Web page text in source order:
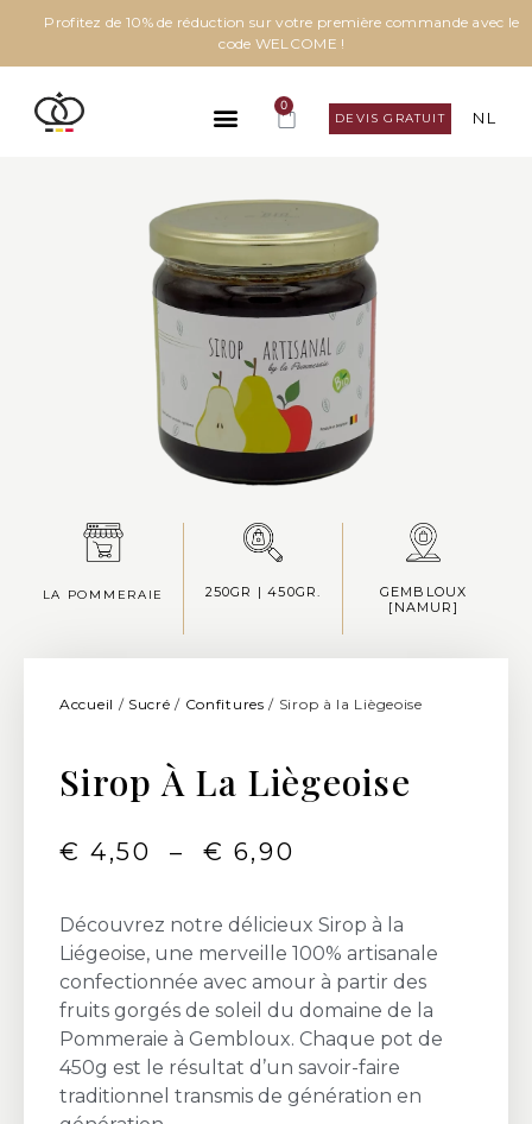
Profitez de 10% de réduction sur votre première commande avec le
code WELCOME !
0
DEVIS GRATUIT NL
LA POMMERAIE 250GR | 450GR.
GEMBLOUX
[NAMUR]
Accueil / Sucré / Confitures / Sirop à la Liègeoise
Sirop À La Liègeoise
€ 4,50 – € 6,90
Découvrez notre délicieux Sirop à la
Liégeoise, une merveille 100% artisanale
confectionnée avec amour à partir des
fruits gorgés de soleil du domaine de la
Pommeraie à Gembloux. Chaque pot de
450g est le résultat d’un savoir-faire
traditionnel transmis de génération en